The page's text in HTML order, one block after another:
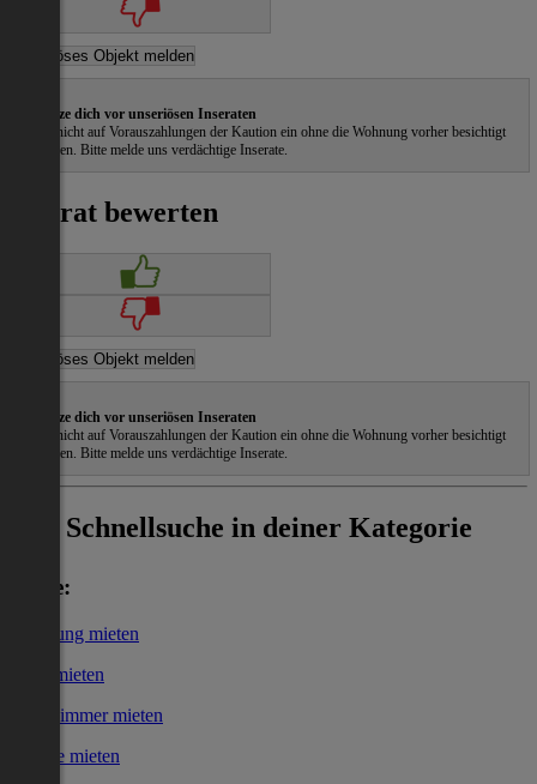
Schütze dich vor unseriösen Inseraten
Gehe nicht auf Vorauszahlungen der Kaution ein ohne die Wohnung vorher besichtigt
zu haben. Bitte melde uns verdächtige Inserate.
Inserat bewerten
Schütze dich vor unseriösen Inseraten
Gehe nicht auf Vorauszahlungen der Kaution ein ohne die Wohnung vorher besichtigt
zu haben. Bitte melde uns verdächtige Inserate.
Schnellsuche in deiner Kategorie
Miete:
Wohnung mieten
Haus mieten
WG-Zimmer mieten
Garage mieten